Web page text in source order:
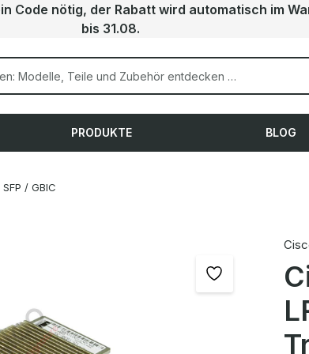
Code nötig, der Rabatt wird automatisch im
bis 31.08.
PRODUKTE BLOG
SFP / GBIC